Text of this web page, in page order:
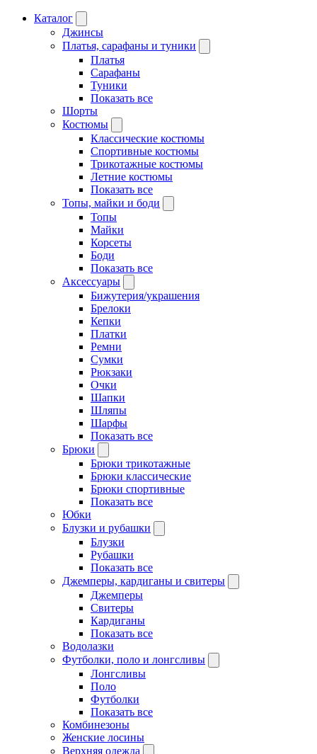
Каталог
Джинсы
Платья, сарафаны и туники
Платья
Сарафаны
Туники
Показать все
Шорты
Костюмы
Классические костюмы
Спортивные костюмы
Трикотажные костюмы
Летние костюмы
Показать все
Топы, майки и боди
Топы
Майки
Корсеты
Боди
Показать все
Аксессуары
Бижутерия/украшения
Брелоки
Кепки
Платки
Ремни
Сумки
Рюкзаки
Очки
Шапки
Шляпы
Шарфы
Показать все
Брюки
Брюки трикотажные
Брюки классические
Брюки спортивные
Показать все
Юбки
Блузки и рубашки
Блузки
Рубашки
Показать все
Джемперы, кардиганы и свитеры
Джемперы
Свитеры
Кардиганы
Показать все
Водолазки
Футболки, поло и лонгсливы
Лонгсливы
Поло
Футболки
Показать все
Комбинезоны
Женские лосины
Верхняя одежда